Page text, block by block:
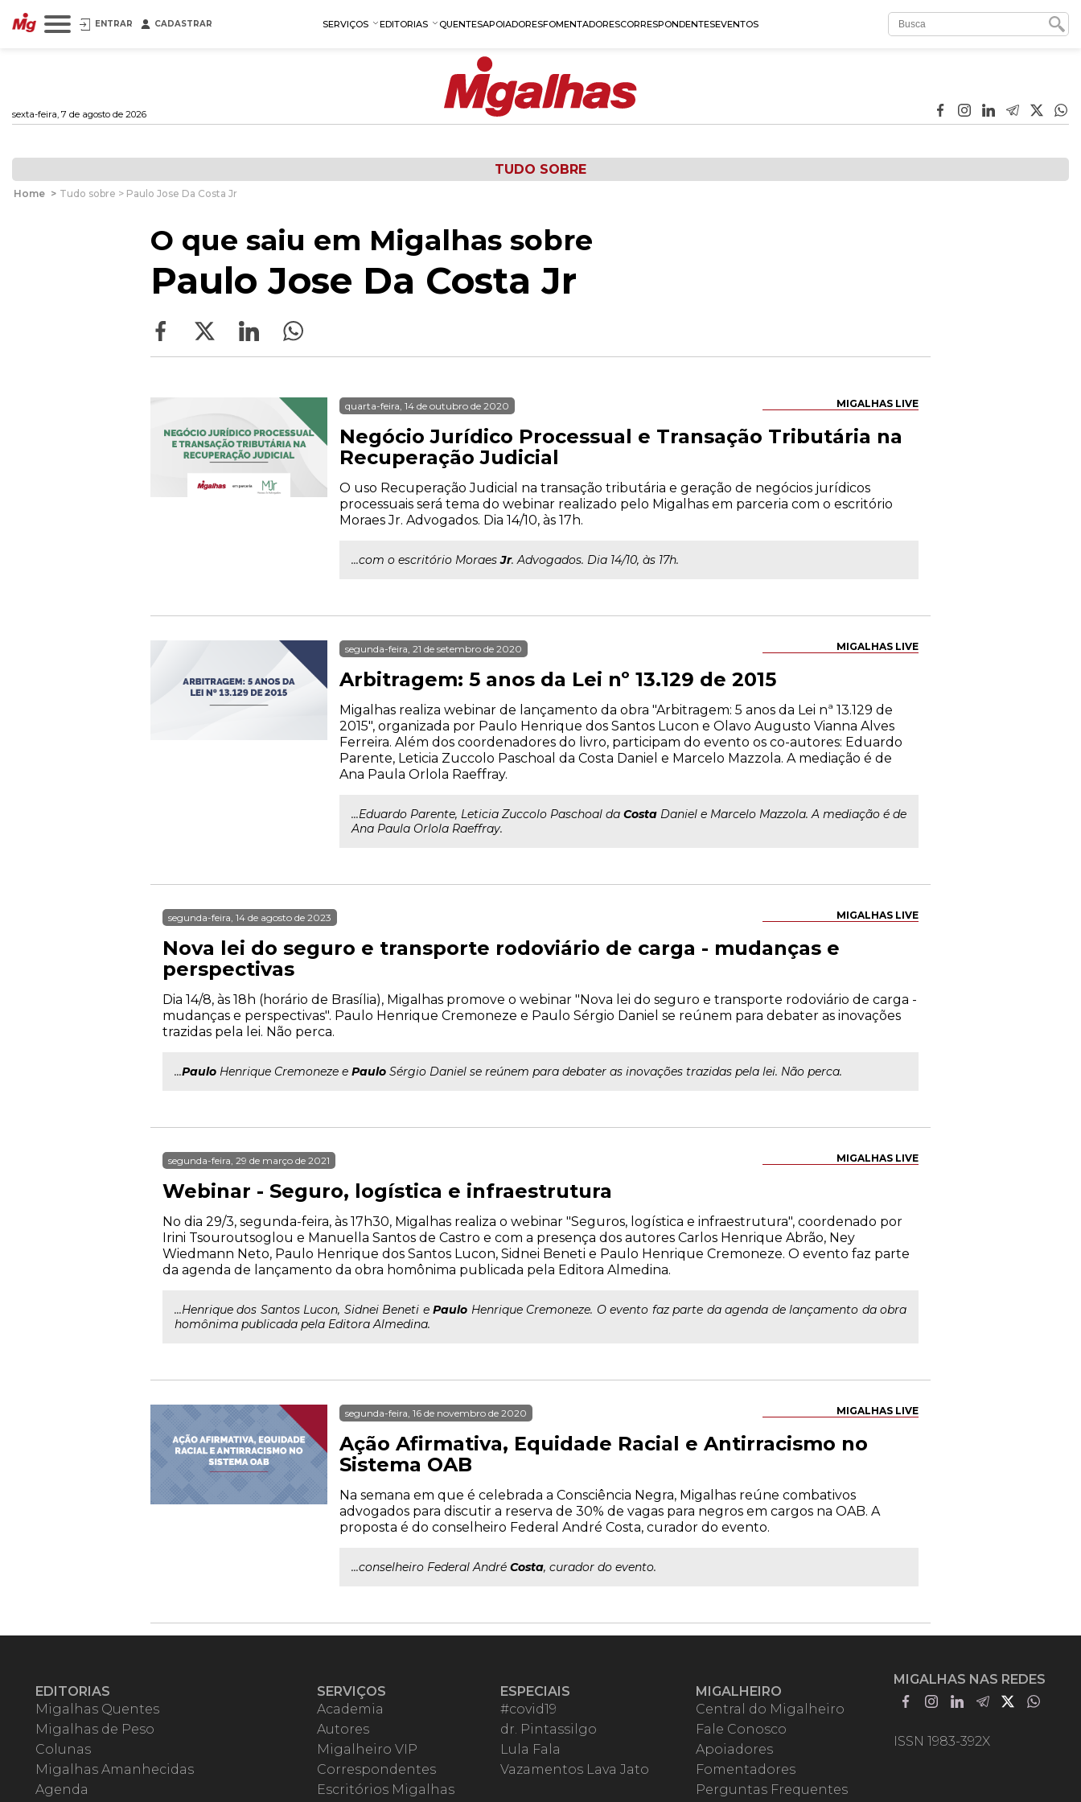
ENTRAR CADASTRAR SERVIÇOS EDITORIAS QUENTESAPOIADORESFOMENTADORESCORRESPONDENTESEVENTOS
sexta-feira, 7 de agosto de 2026
TUDO SOBRE
Home > Tudo sobre > Paulo Jose Da Costa Jr
O que saiu em Migalhas sobre
Paulo Jose Da Costa Jr
MIGALHAS LIVE
quarta-feira, 14 de outubro de 2020
Negócio Jurídico Processual e Transação Tributária na
Recuperação Judicial
O uso Recuperação Judicial na transação tributária e geração de negócios jurídicos
processuais será tema do webinar realizado pelo Migalhas em parceria com o escritório
Moraes Jr. Advogados. Dia 14/10, às 17h.
...com o escritório MoraesJr. Advogados. Dia 14/10, às 17h.
MIGALHAS LIVE
segunda-feira, 21 de setembro de 2020
Arbitragem: 5 anos da Lei nº 13.129 de 2015
Migalhas realiza webinar de lançamento da obra "Arbitragem: 5 anos da Lei nª 13.129 de
2015", organizada por Paulo Henrique dos Santos Lucon e Olavo Augusto Vianna Alves
Ferreira. Além dos coordenadores do livro, participam do evento os co-autores: Eduardo
Parente, Leticia Zuccolo Paschoal da Costa Daniel e Marcelo Mazzola. A mediação é de
Ana Paula Orlola Raeffray.
...Eduardo Parente, Leticia Zuccolo Paschoal da Costa Daniel e Marcelo Mazzola. A mediação é de
Ana Paula Orlola Raeffray.
MIGALHAS LIVE
segunda-feira, 14 de agosto de 2023
Nova lei do seguro e transporte rodoviário de carga - mudanças e
perspectivas
Dia 14/8, às 18h (horário de Brasília), Migalhas promove o webinar "Nova lei do seguro e transporte rodoviário de carga -
mudanças e perspectivas". Paulo Henrique Cremoneze e Paulo Sérgio Daniel se reúnem para debater as inovações
trazidas pela lei. Não perca.
...Paulo Henrique Cremoneze e Paulo Sérgio Daniel se reúnem para debater as inovações trazidas pela lei. Não perca.
MIGALHAS LIVE
segunda-feira, 29 de março de 2021
Webinar - Seguro, logística e infraestrutura
No dia 29/3, segunda-feira, às 17h30, Migalhas realiza o webinar "Seguros, logística e infraestrutura", coordenado por
Irini Tsouroutsoglou e Manuella Santos de Castro e com a presença dos autores Carlos Henrique Abrão, Ney
Wiedmann Neto, Paulo Henrique dos Santos Lucon, Sidnei Beneti e Paulo Henrique Cremoneze. O evento faz parte
da agenda de lançamento da obra homônima publicada pela Editora Almedina.
...Henrique dos Santos Lucon, Sidnei Beneti ePaulo Henrique Cremoneze. O evento faz parte da agenda de lançamento da obra
homônima publicada pela Editora Almedina.
MIGALHAS LIVE
segunda-feira, 16 de novembro de 2020
Ação Afirmativa, Equidade Racial e Antirracismo no
Sistema OAB
Na semana em que é celebrada a Consciência Negra, Migalhas reúne combativos
advogados para discutir a reserva de 30% de vagas para negros em cargos na OAB. A
proposta é do conselheiro Federal André Costa, curador do evento.
...conselheiro Federal André Costa, curador do evento.
EDITORIAS
Migalhas Quentes
Migalhas de Peso
Colunas
Migalhas Amanhecidas
Agenda
SERVIÇOS
Academia
Autores
Migalheiro VIP
Correspondentes
Escritórios Migalhas
ESPECIAIS
#covid19
dr. Pintassilgo
Lula Fala
Vazamentos Lava Jato
MIGALHEIRO
Central do Migalheiro
Fale Conosco
Apoiadores
Fomentadores
Perguntas Frequentes
MIGALHAS NAS REDES
ISSN 1983-392X